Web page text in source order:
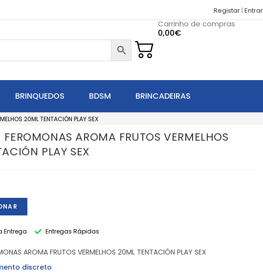
Registar| Entrar
Carrinho de compras
0,00€
BRINQUEDOS BDSM BRINCADEIRAS
20ML TENTACIÓN PLAY SEX
AROMA FRUTOS VERMELHOS
PLAY SEX
Entrega Entregas Rápidas
AROMA FRUTOS VERMELHOS 20ML TENTACIÓN PLAY SEX
discreto